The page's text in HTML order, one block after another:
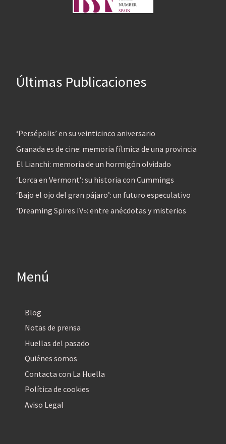
Últimas Publicaciones
‘Persépolis’ en su veinticinco aniversario
Granada es de cine: memoria fílmica de una provincia
El Lianchi: memoria de un hormigón olvidado
‘Lorca en Vermont’: su historia con Cummings
‘Bajo el ojo del gran pájaro’: un futuro especulativo
‘Dreaming Spires IV»: entre anécdotas y misterios
Menú
Blog
Notas de prensa
Huellas del pasado
Quiénes somos
Contacta con La Huella
Política de cookies
Aviso Legal